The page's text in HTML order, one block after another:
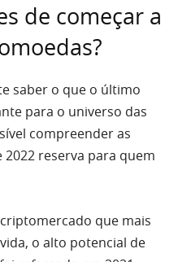
de começar a
saber o que o último
para o universo das
compreender as
reserva para quem
que mais
o alto potencial de